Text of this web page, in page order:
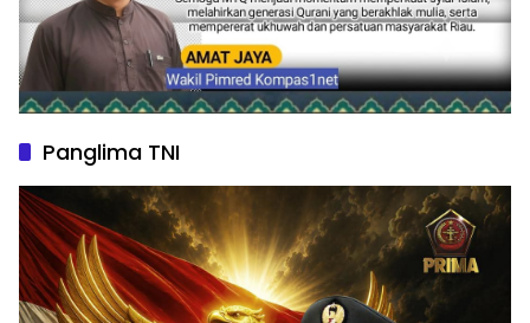
Panglima TNI